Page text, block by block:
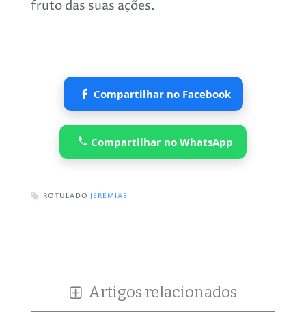
fruto das suas ações.
Compartilhar no Facebook
Compartilhar no WhatsApp
ROTULADO JEREMIAS
Artigos relacionados